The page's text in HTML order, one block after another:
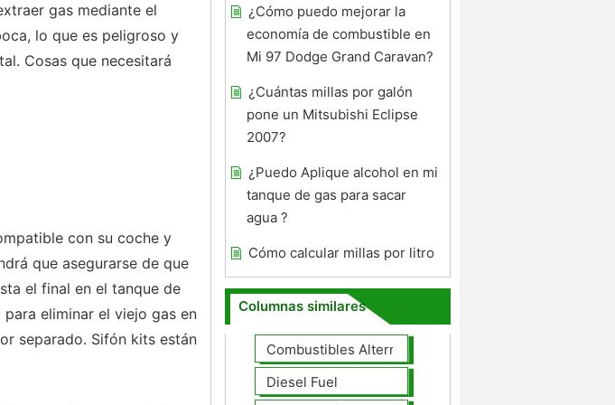
gas mediante el
lo que es peligroso y
Cosas que necesitará
con su coche y
que asegurarse de que
el final en el tanque de
eliminar el viejo gas en
separado. Sifón kits están
¿Cómo puedo mejorar la
economía de combustible en
Mi 97 Dodge Grand Caravan?
¿Cuántas millas por galón
pone un Mitsubishi Eclipse
2007?
¿Puedo Aplique alcohol en mi
tanque de gas para sacar
agua ?
Cómo calcular millas por litro
Columnas similares
Combustibles Alternativos
Diesel Fuel